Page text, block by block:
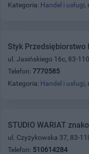
Kategoria: Handel i usługi,
Styk Przedsiębiorstwo
ul. Jasińskiego 16c, 83-
Telefon: 7770585
Kategoria: Handel i usługi,
STUDIO WARIAT
ul. Czyżykowska 37, 83-
Telefon: 510614284